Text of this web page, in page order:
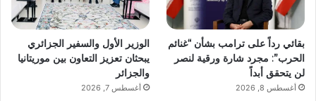
بقائي رداً على ترامب بشأن “غنائم
الحرب”: مجرد شارة ورقية لنصر
لن يتحقق أبداً
أغسطس 8, 2026
الوزير الأول والسفير الجزائري
يبحثان تعزيز التعاون بين موريتانيا
والجزائر
أغسطس 7, 2026